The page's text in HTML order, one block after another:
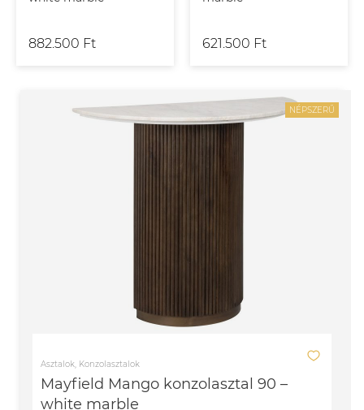
882.500 Ft 621.500 Ft
NÉPSZERŰ
Mayfield Mango konzolasztal 90 –
white marble
Asztalok, Konzolasztalok